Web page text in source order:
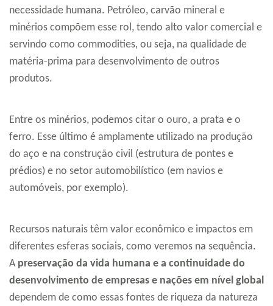
necessidade humana. Petróleo, carvão mineral e
minérios compõem esse rol, tendo alto valor comercial e
servindo como commodities, ou seja, na qualidade de
matéria-prima para desenvolvimento de outros
produtos.
Entre os minérios, podemos citar o ouro, a prata e o
ferro. Esse último é amplamente utilizado na produção
do aço e na construção civil (estrutura de pontes e
prédios) e no setor automobilístico (em navios e
automóveis, por exemplo).
Recursos naturais têm valor econômico e impactos em
diferentes esferas sociais, como veremos na sequência.
A preservação da vida humana e a continuidade do
desenvolvimento de empresas e nações em nível global
dependem de como essas fontes de riqueza da natureza